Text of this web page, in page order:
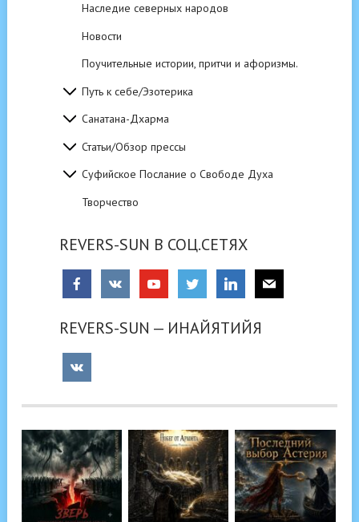
Наследие северных народов
Новости
Поучительные истории, притчи и афоризмы.
Путь к себе/Эзотерика
Санатана-Дхарма
Статьи/Обзор прессы
Суфийское Послание о Свободе Духа
Творчество
REVERS-SUN В СОЦ.СЕТЯХ
REVERS-SUN — ИНАЙЯТИЙЯ